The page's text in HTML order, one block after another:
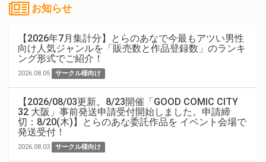
お知らせ
【2026年7月集計分】とらのあなで今最もアツい男性
向け人気ジャンルを「販売数と作品登録数」のランキ
ング形式でご紹介！
2026.08.05 サークル様向け
【2026/08/03更新。8/23開催「GOOD COMIC CITY
32 大阪」事前発送申請受付開始しました。申請締
切：8/20(木)】とらのあな委託作品を イベント会場で
発送受付！
2026.08.03 サークル様向け